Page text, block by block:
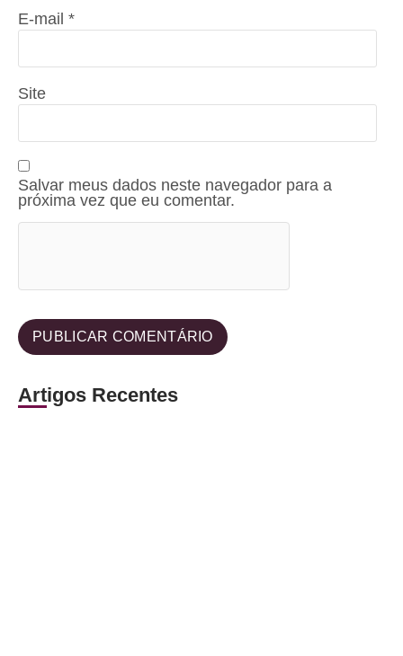
E-mail *
Site
Salvar meus dados neste navegador para a
próxima vez que eu comentar.
Artigos Recentes